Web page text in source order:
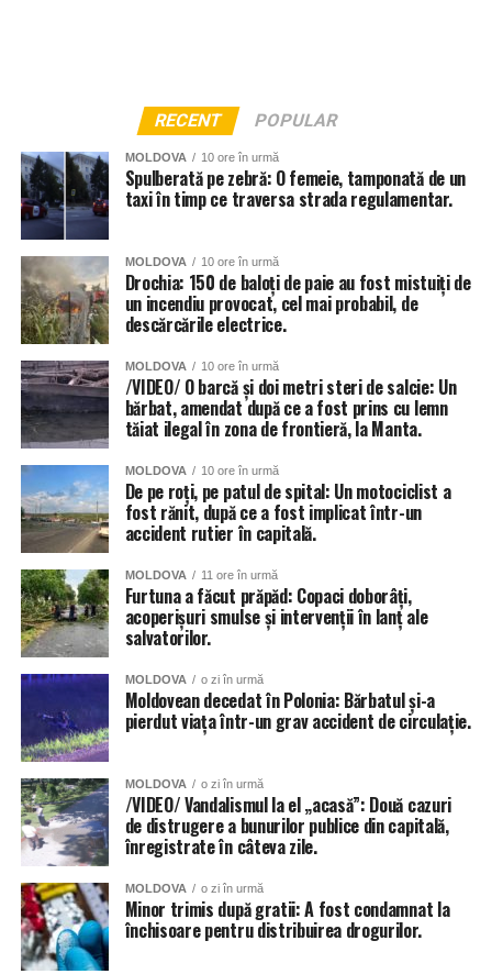
Și instituțiile de învățământ din Chișinău au fost grav
grădinițe din sectoarele Botanica, Buiucani, Centru și
Râșcani. Totuși autoritățile dau asigurări că situația va fi
remediată în cel mai scurt timp.
Inundat a fost și teatrul de Operă și Balet Maria Bieșu, sub
presiunea apei de pe acoperiș, au cedat două țevi.
Inundate au fost și trecerile subterane de pietoni, dar și
parcările amenajate în subsolurile blocurilor locative.
RECENT POPULAR
MOLDOVA 10 ore în urmă
Spulberată pe zebră: O femeie, tamponată de un
taxi în timp ce traversa strada regulamentar.
MOLDOVA 10 ore în urmă
Drochia: 150 de baloți de paie au fost mistuiți de
un incendiu provocat, cel mai probabil, de
descărcările electrice.
MOLDOVA 10 ore în urmă
/VIDEO/ O barcă și doi metri steri de salcie: Un
bărbat, amendat după ce a fost prins cu lemn
tăiat ilegal în zona de frontieră, la Manta.
MOLDOVA 10 ore în urmă
De pe roți, pe patul de spital: Un motociclist a
fost rănit, după ce a fost implicat într-un
accident rutier în capitală.
MOLDOVA 11 ore în urmă
Furtuna a făcut prăpăd: Copaci doborâți,
acoperișuri smulse și intervenții în lanț ale
salvatorilor.
MOLDOVA o zi în urmă
Moldovean decedat în Polonia: Bărbatul și-a
pierdut viața într-un grav accident de circulație.
MOLDOVA o zi în urmă
/VIDEO/ Vandalismul la el „acasă”: Două cazuri
de distrugere a bunurilor publice din capitală,
înregistrate în câteva zile.
MOLDOVA o zi în urmă
Minor trimis după gratii: A fost condamnat la
închisoare pentru distribuirea drogurilor.